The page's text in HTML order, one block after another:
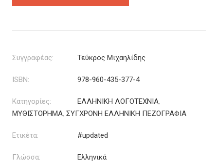
Συγγραφέας: Τεύκρος Μιχαηλίδης
ISBN: 978-960-435-377-4
Κατηγορίες: ΕΛΛΗΝΙΚΗ ΛΟΓΟΤΕΧΝΙΑ,
ΜΥΘΙΣΤΟΡΗΜΑ, ΣΥΓΧΡΟΝΗ ΕΛΛΗΝΙΚΗ ΠΕΖΟΓΡΑΦΙΑ
Ετικέτα: #updated
Γλώσσα: Ελληνικά